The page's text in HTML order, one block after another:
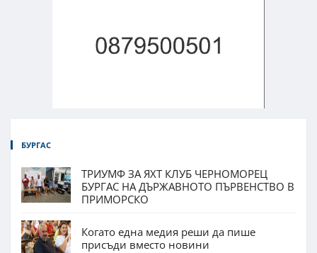
БУРГАС
ТРИУМФ ЗА ЯХТ КЛУБ ЧЕРНОМОРЕЦ
БУРГАС НА ДЪРЖАВНОТО ПЪРВЕНСТВО В
ПРИМОРСКО
Когато една медия реши да пише
присъди вместо новини